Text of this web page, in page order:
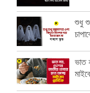
শুধু
ভাত